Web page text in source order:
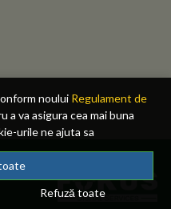
noului Regulament de
a va asigura cea mai buna
urile ne ajuta sa
oferindu-va dvs., cititorul, o
mai rapida. Ele sunt
nostri de incredere.
de Cookie-uri.
Refuză toate
rezervate.